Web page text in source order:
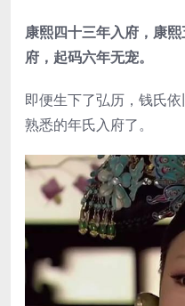
康熙四十三年入府，康
府，起码六年无宠。
即便生下了弘历，钱氏
熟悉的年氏入府了。